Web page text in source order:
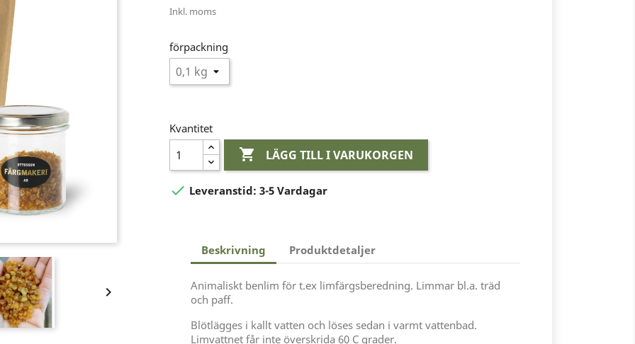

Inkl. moms
förpackning
Kvantitet
 LÄGG TILL I VARUKORGEN
 Leveranstid: 3-5 Vardagar
Beskrivning Produktdetaljer
Animaliskt benlim för t.ex limfärgsberedning. Limmar bl.a. träd
och paff.
Blötlägges i kallt vatten och löses sedan i varmt vattenbad.
Limvattnet får inte överskrida 60 C grader.